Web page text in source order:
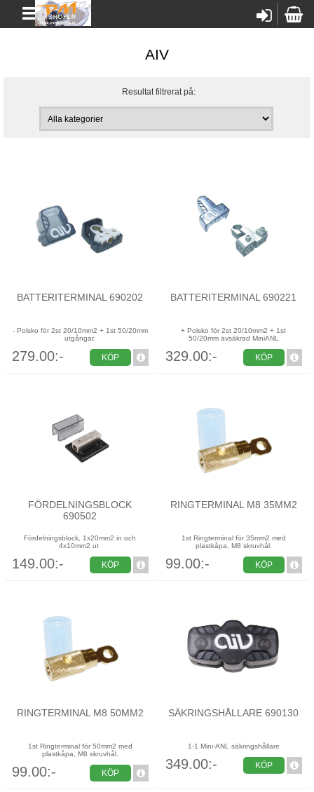
AIV
Resultat filtrerat på:
BATTERITERMINAL 690202
- Polsko för 2st 20/10mm2 + 1st 50/20mm
utgångar.
279.00:- KÖP
BATTERITERMINAL 690221
+ Polsko för 2st 20/10mm2 + 1st
50/20mm avsäkrad MiniANL
329.00:- KÖP
FÖRDELNINGSBLOCK
690502
Fördelningsblock, 1x20mm2 in och
4x10mm2 ut
149.00:- KÖP
RINGTERMINAL M8 35MM2
1st Ringterminal för 35mm2 med
plastkåpa, M8 skruvhål.
99.00:- KÖP
RINGTERMINAL M8 50MM2
1st Ringterminal för 50mm2 med
plastkåpa, M8 skruvhål.
99.00:- KÖP
SÄKRINGSHÅLLARE 690130
1-1 Mini-ANL säkringshållare
349.00:- KÖP